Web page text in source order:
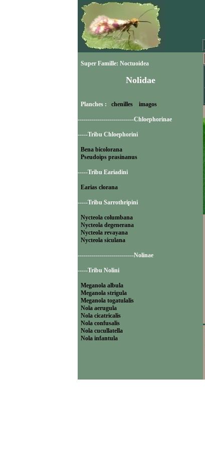
Super Famille: Noctuoidea
Nolidae
Planches : chenilles imagos
----------------------------Chloephorinae
-----Tribu Chloephorini
Bena bicolorana
Pseudoips prasinanus
-----Tribu Eariadini
Earias clorana
-----Tribu Sarrothripini
Nycteola columbana
Nycteola degenerana
Nycteola revayana
Nycteola siculana
----------------------------Nolinae
-----Tribu Nolini
Meganola albula
Meganola strigula
Meganola togatulalis
Nola aerugula
Nola cicatricalis
Nola confusalis
Nola cucullatella
Nola infantula